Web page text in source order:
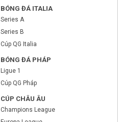
BÓNG ĐÁ ITALIA
Series A
Series B
Cúp QG Italia
BÓNG ĐÁ PHÁP
Ligue 1
Cúp QG Pháp
CÚP CHÂU ÂU
Champions League